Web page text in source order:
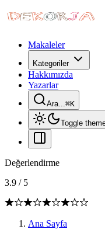
Makaleler
Kategoriler
Hakkımızda
Yazarlar
Ara...⌘K
Toggle
Değerlendirme
3.9 / 5
Ana Sayfa